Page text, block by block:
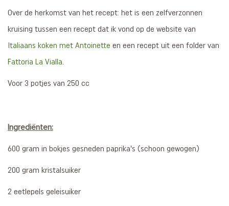
Over de herkomst van het recept: het is een zelfverzonnen
kruising tussen een recept dat ik vond op de website van
Italiaans koken met Antoinette en een recept uit een folder van
Fattoria La Vialla.
Voor 3 potjes van 250 cc
Ingrediënten:
600 gram in bokjes gesneden paprika’s (schoon gewogen)
200 gram kristalsuiker
2 eetlepels geleisuiker